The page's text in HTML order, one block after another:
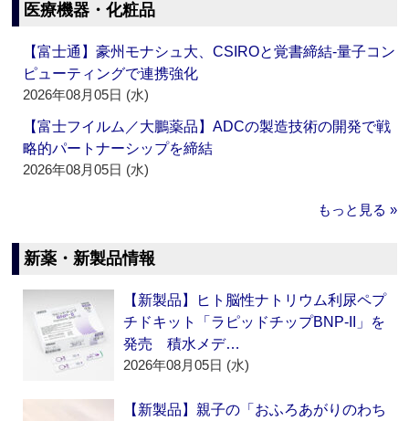
医療機器・化粧品
【富士通】豪州モナシュ大、CSIROと覚書締結‐量子コン
ピューティングで連携強化
2026年08月05日 (水)
【富士フイルム／大鵬薬品】ADCの製造技術の開発で戦
略的パートナーシップを締結
2026年08月05日 (水)
もっと見る »
新薬・新製品情報
【新製品】ヒト脳性ナトリウム利尿ペプ
チドキット「ラピッドチップBNP-II」を
発売 積水メデ…
2026年08月05日 (水)
【新製品】親子の「おふろあがりのわち